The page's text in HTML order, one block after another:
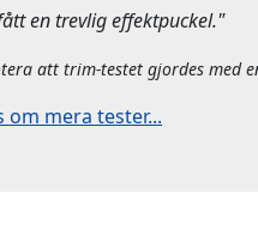
en trevlig effektpuckel."
att trim-testet gjordes med
om mera tester...